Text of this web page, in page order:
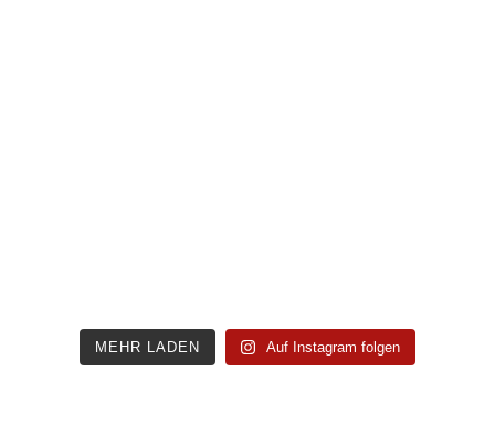
MEHR LADEN Auf Instagram folgen